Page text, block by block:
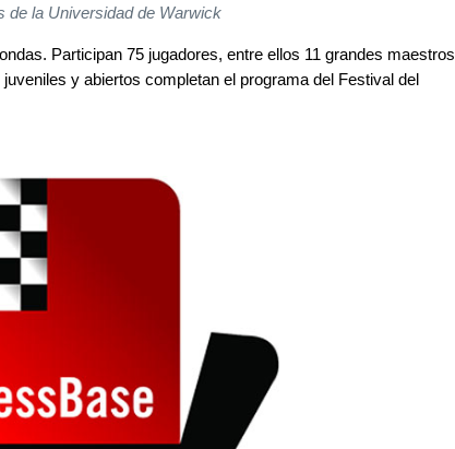
de la Universidad de Warwick
Participan 75 jugadores, entre ellos 11 grandes maestros
y abiertos completan el programa del Festival del